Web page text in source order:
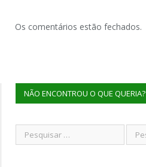
Os comentários estão fechados.
NÃO ENCONTROU O QUE QUERIA?